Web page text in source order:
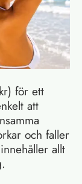
för ett
att
och faller
allt